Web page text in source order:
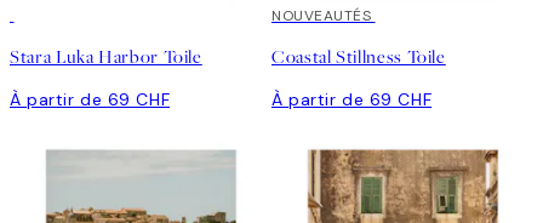
Stara Luka Harbor Toile
À partir de 69 CHF
NOUVEAUTÉS
Coastal Stillness Toile
À partir de 69 CHF